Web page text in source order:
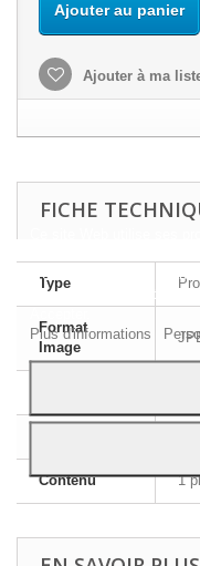
Ajouter au panier
Ajouter à ma
FICHE
Type
Format
Image
Contenu 1
préférences en analysant
votre consentement à
Plus d'informations